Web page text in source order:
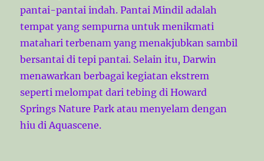
pantai-pantai indah. Pantai Mindil adalah
tempat yang sempurna untuk menikmati
matahari terbenam yang menakjubkan sambil
bersantai di tepi pantai. Selain itu, Darwin
menawarkan berbagai kegiatan ekstrem
seperti melompat dari tebing di Howard
Springs Nature Park atau menyelam dengan
hiu di Aquascene.